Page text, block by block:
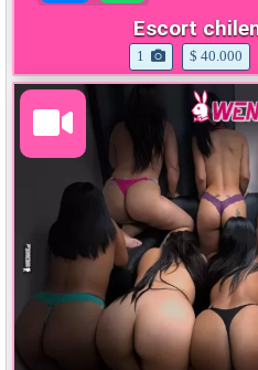
Escort
1 $ 40.000